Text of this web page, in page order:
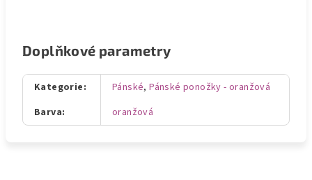
Doplňkové parametry
Kategorie: Pánské,Pánské ponožky - oranžová
Barva: oranžová